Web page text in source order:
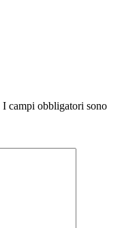
I campi obbligatori sono